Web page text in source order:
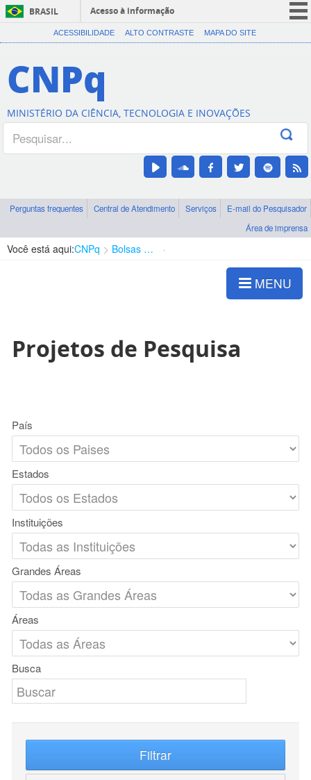
BRASIL
Acesso à informação
CORONAVÍRUS (COVID-19)
Canais
ACESSIBILIDADE ALTO CONTRASTE MAPA DO SITE
CNPq
MINISTÉRIO DA CIÊNCIA, TECNOLOGIA E INOVAÇÕES
Perguntas frequentes Central de Atendimento Serviços
E-mail do Pesquisador
Área de imprensa
Você está aqui:CNPq Bolsas e Auxílios Vigentes
MENU
Projetos de Pesquisa
País
Estados
Instituições
Grandes Áreas
Áreas
Busca
Filtrar